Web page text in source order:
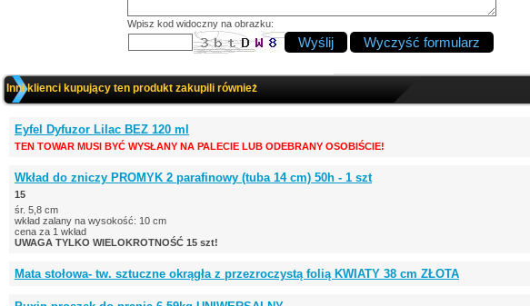
Wpisz kod widoczny na obrazku:
Inni klienci kupujący ten produkt zakupili również
Eyfel Dyfuzor Lilac BEZ 120 ml
TEN TOWAR MUSI BYĆ WYSŁANY NA PALECIE LUB ODEBRANY OSOBIŚCIE!
Wkład do zniczy PROMYK 2 parafinowy (tuba 14 cm) 50h - 1 szt
15
śr. 5,8 cm
wkład zalany na wysokość: 10 cm
cena za 1 wkład
UWAGA TYLKO WIELOKROTNOŚĆ 15 szt!
Mata stołowa- tw. sztuczne okrągła z przezroczystą folią KWIATY 38 cm ZŁOTA